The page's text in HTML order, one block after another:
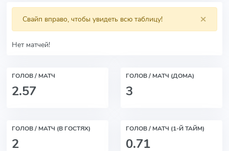
×
Свайп вправо, чтобы увидеть всю таблицу!
Нет матчей!
ГОЛОВ / МАТЧ
2.57
ГОЛОВ / МАТЧ (ДОМА)
3
ГОЛОВ / МАТЧ (В ГОСТЯХ)
2
ГОЛОВ / МАТЧ (1-Й ТАЙМ)
0.71